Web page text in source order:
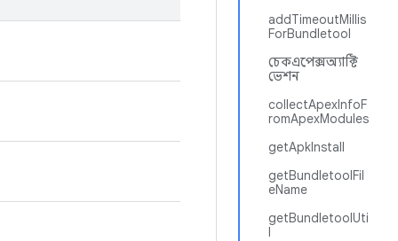
addTimeoutMillis
ForBundletool
চেকএপেক্সঅ্যাক্টি
ভেশন
collectApexInfoF
romApexModules
getApkInstall
getBundletoolFil
eName
getBundletoolUti
l